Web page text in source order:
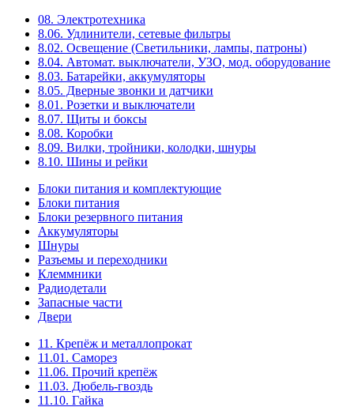
08. Электротехника
8.06. Удлинители, сетевые фильтры
8.02. Освещение (Светильники, лампы, патроны)
8.04. Автомат. выключатели, УЗО, мод. оборудование
8.03. Батарейки, аккумуляторы
8.05. Дверные звонки и датчики
8.01. Розетки и выключатели
8.07. Щиты и боксы
8.08. Коробки
8.09. Вилки, тройники, колодки, шнуры
8.10. Шины и рейки
Блоки питания и комплектующие
Блоки питания
Блоки резервного питания
Аккумуляторы
Шнуры
Разъемы и переходники
Клеммники
Радиодетали
Запасные части
Двери
11. Крепёж и металлопрокат
11.01. Саморез
11.06. Прочий крепёж
11.03. Дюбель-гвоздь
11.10. Гайка